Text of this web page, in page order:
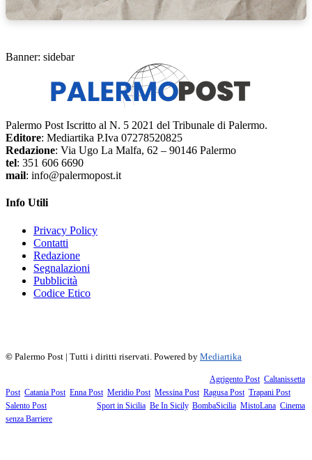
Banner: sidebar
Palermo Post Iscritto al N. 5 2021 del Tribunale di Palermo.
Editore: Mediartika P.Iva 07278520825
Redazione: Via Ugo La Malfa, 62 – 90146 Palermo
tel: 351 606 6690
mail: info@palermopost.it
Info Utili
Privacy Policy
Contatti
Redazione
Segnalazioni
Pubblicità
Codice Etico
© Palermo Post | Tutti i diritti riservati. Powered by Mediartika
Agrigento Post, Caltanissetta
Post, Catania Post, Enna Post, Meridio Post, Messina Post, Ragusa Post, Trapani Post,
Salento Post. I siti tematici: Sport in Sicilia Be In Sicily, BombaSicilia MistoLana Cinema
senza Barriere